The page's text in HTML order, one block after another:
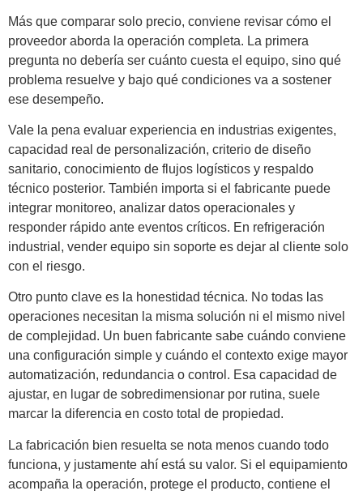
Más que comparar solo precio, conviene revisar cómo el
proveedor aborda la operación completa. La primera
pregunta no debería ser cuánto cuesta el equipo, sino qué
problema resuelve y bajo qué condiciones va a sostener
ese desempeño.
Vale la pena evaluar experiencia en industrias exigentes,
capacidad real de personalización, criterio de diseño
sanitario, conocimiento de flujos logísticos y respaldo
técnico posterior. También importa si el fabricante puede
integrar monitoreo, analizar datos operacionales y
responder rápido ante eventos críticos. En refrigeración
industrial, vender equipo sin soporte es dejar al cliente solo
con el riesgo.
Otro punto clave es la honestidad técnica. No todas las
operaciones necesitan la misma solución ni el mismo nivel
de complejidad. Un buen fabricante sabe cuándo conviene
una configuración simple y cuándo el contexto exige mayor
automatización, redundancia o control. Esa capacidad de
ajustar, en lugar de sobredimensionar por rutina, suele
marcar la diferencia en costo total de propiedad.
La fabricación bien resuelta se nota menos cuando todo
funciona, y justamente ahí está su valor. Si el equipamiento
acompaña la operación, protege el producto, contiene el